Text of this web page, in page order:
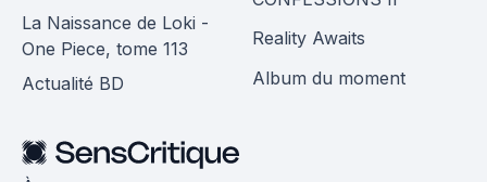
La Naissance de Loki -
One Piece, tome 113
Actualité BD
Reality Awaits
Album du moment